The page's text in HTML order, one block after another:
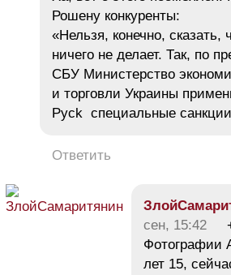
Рошену конкуренты:
«Нельзя, конечно,
ничего не делает. Так, по
СБУ Министерство
и торговли Украины
Русk специальные
Ответить
сен, 15:42
Фотографии
лет 15,